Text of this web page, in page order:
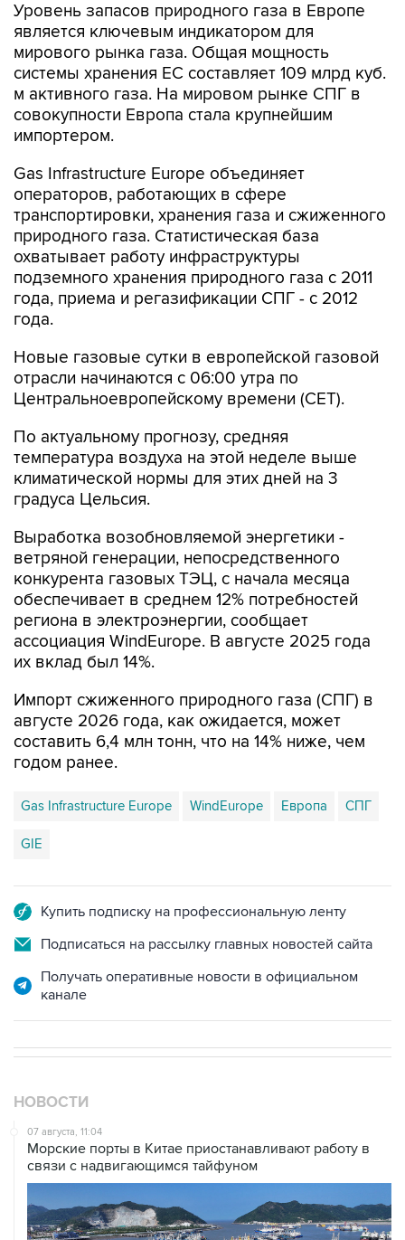
Уровень запасов природного газа в Европе
является ключевым индикатором для
мирового рынка газа. Общая мощность
системы хранения ЕС составляет 109 млрд куб.
м активного газа. На мировом рынке СПГ в
совокупности Европа стала крупнейшим
импортером.
Gas Infrastructure Europe объединяет
операторов, работающих в сфере
транспортировки, хранения газа и сжиженного
природного газа. Статистическая база
охватывает работу инфраструктуры
подземного хранения природного газа с 2011
года, приема и регазификации СПГ - с 2012
года.
Новые газовые сутки в европейской газовой
отрасли начинаются c 06:00 утра по
Центральноевропейскому времени (CET).
По актуальному прогнозу, средняя
температура воздуха на этой неделе выше
климатической нормы для этих дней на 3
градуса Цельсия.
Выработка возобновляемой энергетики -
ветряной генерации, непосредственного
конкурента газовых ТЭЦ, с начала месяца
обеспечивает в среднем 12% потребностей
региона в электроэнергии, сообщает
ассоциация WindEurope. В августе 2025 года
их вклад был 14%.
Импорт сжиженного природного газа (СПГ) в
августе 2026 года, как ожидается, может
составить 6,4 млн тонн, что на 14% ниже, чем
годом ранее.
Gas Infrastructure Europe WindEurope Европа СПГ
GIE
Купить подписку на профессиональную ленту
Подписаться на рассылку главных новостей сайта
Получать оперативные новости в официальном
канале
НОВОСТИ
07 августа, 11:04
Морские порты в Китае приостанавливают работу в
связи с надвигающимся тайфуном